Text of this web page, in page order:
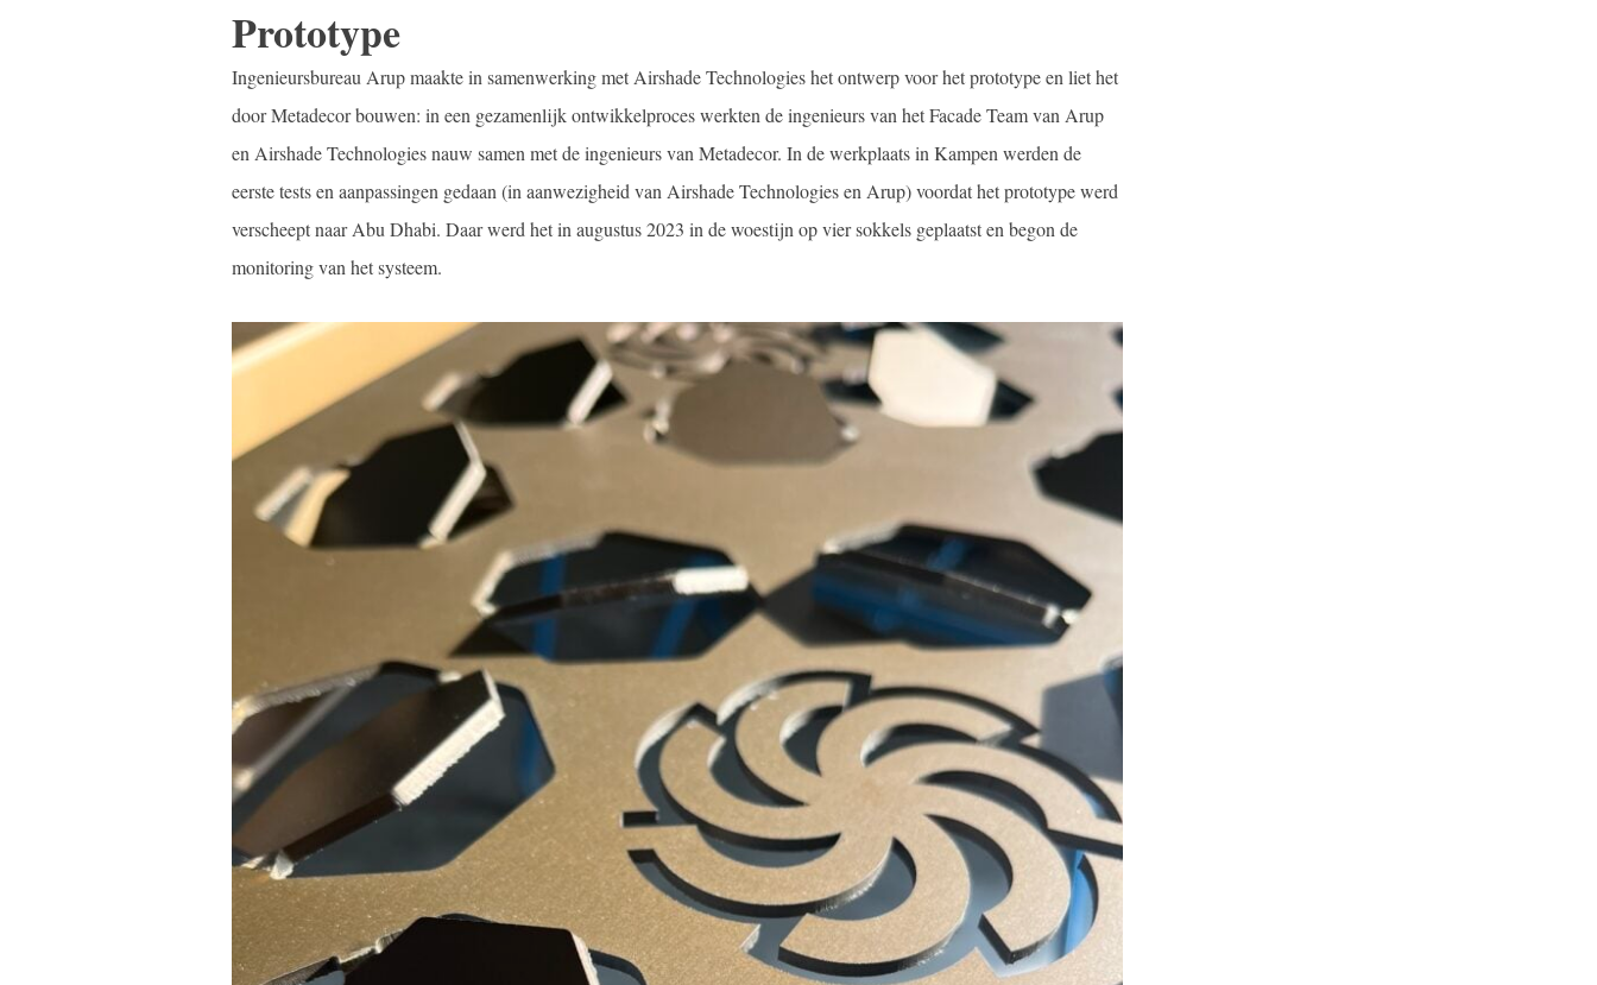
Prototype
Ingenieursbureau Arup maakte in samenwerking met Airshade Technologies het ontwerp voor het prototype en liet het
door Metadecor bouwen: in een gezamenlijk ontwikkelproces werkten de ingenieurs van het Facade Team van Arup
en Airshade Technologies nauw samen met de ingenieurs van Metadecor. In de werkplaats in Kampen werden de
eerste tests en aanpassingen gedaan (in aanwezigheid van Airshade Technologies en Arup) voordat het prototype werd
verscheept naar Abu Dhabi. Daar werd het in augustus 2023 in de woestijn op vier sokkels geplaatst en begon de
monitoring van het systeem.